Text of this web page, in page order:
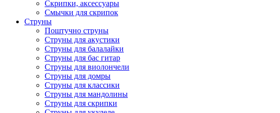
Скрипки, аксессуары
Смычки для скрипок
Струны
Поштучно струны
Струны для акустики
Струны для балалайки
Струны для бас гитар
Струны для виолончели
Струны для домры
Струны для классики
Струны для мандолины
Струны для скрипки